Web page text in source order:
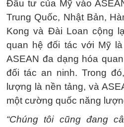
Đầu tư của Mỹ vào
Trung Quốc, Nhật Bản,
Kong và Đài Loan cộng
quan hệ đối tác với Mỹ
ASEAN đa dạng hóa
đối tác an ninh. Trong
lượng là nền tảng, và
một cường quốc năng
“Chúng tôi cũng đang